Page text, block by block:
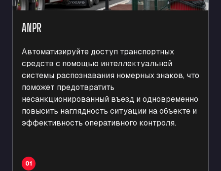
ANPR
Автоматизируйте доступ транспортных
средств с помощью интеллектуальной
системы распознавания номерных знаков, что
поможет предотвратить
несанкционированный въезд и одновременно
повысить наглядность ситуации на объекте и
эффективность оперативного контроля.
01